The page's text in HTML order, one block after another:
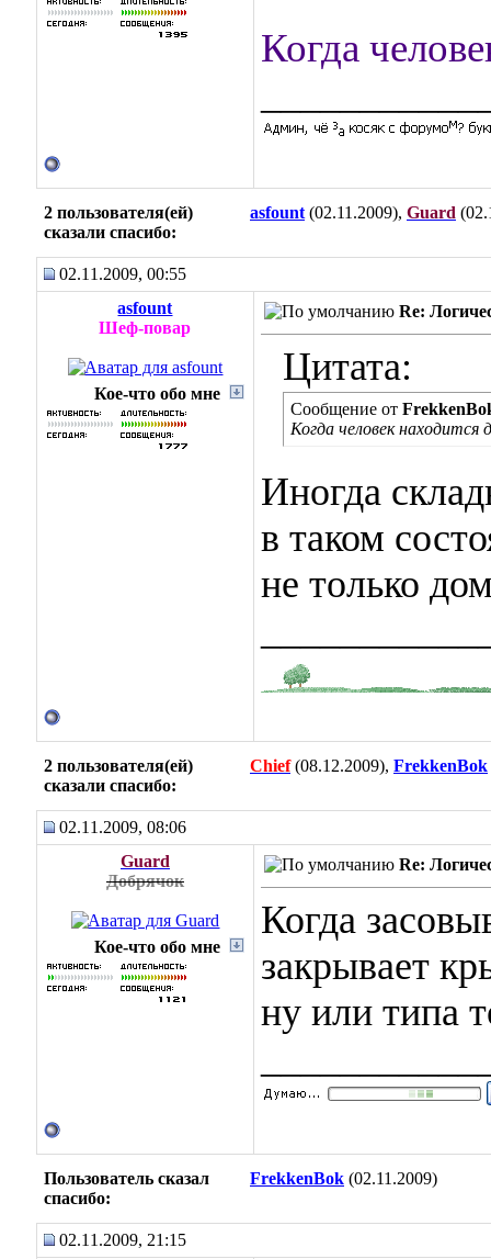
Когда
2 пользователя(ей)
сказали cпасибо:
asfount (02.11.2009), Guard
02.11.2009, 00:55
asfount
Шеф-повар
Кое-что обо мне
Re:
Цитата:
Сообщение от
Когда человек находится
Иногда
в таком
не только
2 пользователя(ей)
сказали cпасибо:
Chief(08.12.2009), FrekkenBok
02.11.2009, 08:06
Guard
Добрячок
Кое-что обо мне
Re:
Когда
закрывает
ну или типа
Пользователь сказал
cпасибо:
FrekkenBok (02.11.2009)
02.11.2009, 21:15